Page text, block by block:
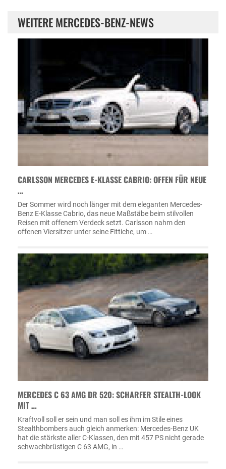
WEITERE MERCEDES-BENZ-NEWS
CARLSSON MERCEDES E-KLASSE CABRIO: OFFEN FÜR NEUE
…
Der Sommer wird noch länger mit dem eleganten Mercedes-
Benz E-Klasse Cabrio, das neue Maßstäbe beim stilvollen
Reisen mit offenem Verdeck setzt. Carlsson nahm den
offenen Viersitzer unter seine Fittiche, um …
MERCEDES C 63 AMG DR 520: SCHARFER STEALTH-LOOK
MIT …
Kraftvoll soll er sein und man soll es ihm im Stile eines
Stealthbombers auch gleich anmerken: Mercedes-Benz UK
hat die stärkste aller C-Klassen, den mit 457 PS nicht gerade
schwachbrüstigen C 63 AMG, in …